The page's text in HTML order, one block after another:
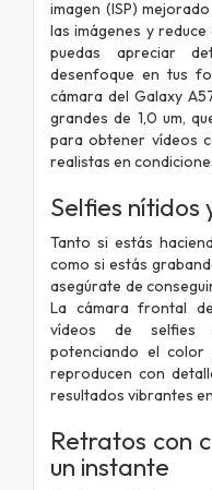
imagen (ISP)
las imágenes y
puedas apreciar
desenfoque en tus
cámara del Galaxy
grandes de 1,0 um,
para obtener vídeos
realistas en
Selfies nítidos
Tanto si estás
como si estás
asegúrate de
La cámara frontal
vídeos de selfies
potenciando el
reproducen con
resultados vibrantes
Retratos con
un instante